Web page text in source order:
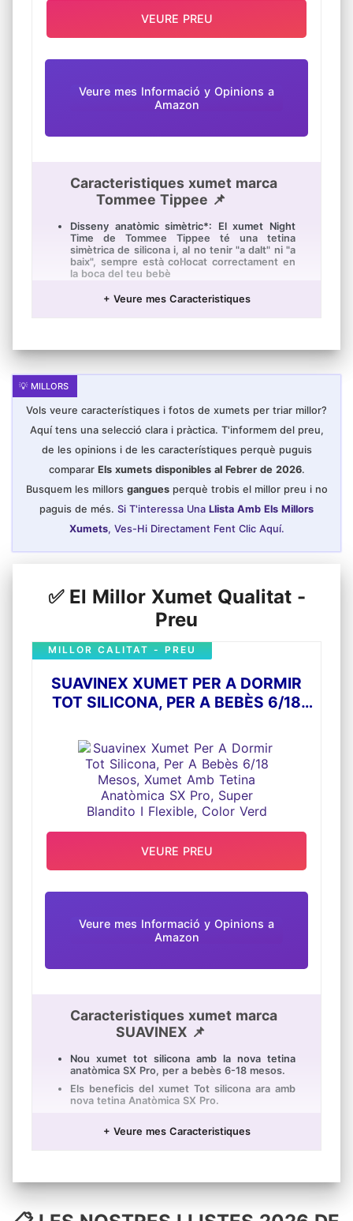
Veure mes Informació y Opinions a
Amazon
Caracteristiques xumet marca
Tommee Tippee 📌
Disseny anatòmic simètric*: El xumet Night
Time de Tommee Tippee té una tetina
simètrica de silicona i, al no tenir "a dalt" ni "a
baix", sempre està col·locat correctament en
la boca del teu bebè
pel 97,5% de bebès, és 100% de silicona d'ús
Recomanat per mamàs: Tant les mamàs com
Respetuso amb la pell: El protector en forma
nas i la barbeta. Els orificis milloren la
circulació de l'aire i eviten que s'acumuli la
humitat
Anella que brilla en la foscor: L'enginyosa
anella fosforescent ajuda als pares a trobar el
VEURE PREU
+ Veure mes Caracteristiques
Vols veure característiques i fotos de xumets per triar millor?
Aquí tens una selecció clara i pràctica. T'informem del preu,
de les opinions i de les característiques perquè puguis
comparar Els xumets disponibles al Febrer de 2026.
Busquem les millors ganguesperquè trobis el millor preu i no
paguis de més. Si T'interessa Una Llista Amb Els Millors
Xumets, Ves-Hi Directament Fent Clic Aquí.
✅ El Millor Xumet Qualitat -
Preu
SUAVINEX XUMET PER A DORMIR
TOT SILICONA, PER A BEBÈS 6/18
ANATÒMICA SX PRO, SUPER
BLANDITO I FLEXIBLE, COLOR VERD
MILLOR CALITAT - PREU
Veure mes Informació y Opinions a
Amazon
Caracteristiques xumet marca
SUAVINEX 📌
Nou xumet tot silicona amb la nova tetina
anatòmica SX Pro, per a bebès 6-18 mesos.
Els beneficis del xumet Tot silicona ara amb
nova tetina Anatòmica SX Pro.
experimenta en el seu estat natural/fisiològic
Xumet tot silicona amb tetina anatòmica de
VEURE PREU
+ Veure mes Caracteristiques